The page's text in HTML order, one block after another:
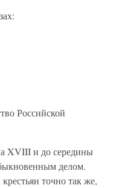
Российской
XVIII и до середины
делом.
точно так же,